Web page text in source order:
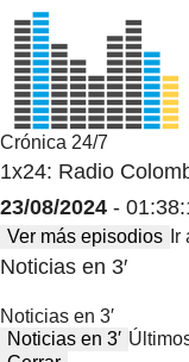
Crónica 24/7
1x24: Radio
23/08/2024 -
Ver más episodios
Noticias en 3′
Noticias en 3′
Noticias en 3′